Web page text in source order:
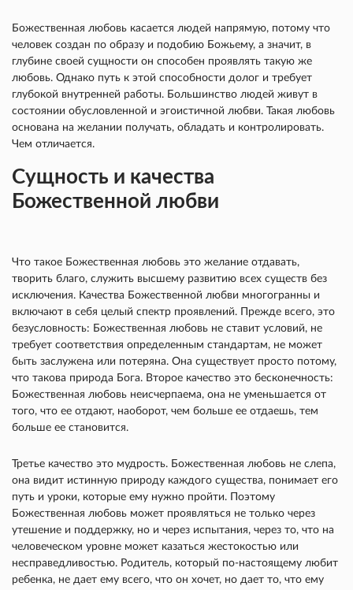
Божественная любовь касается людей напрямую, потому что
человек создан по образу и подобию Божьему, а значит, в
глубине своей сущности он способен проявлять такую же
любовь. Однако путь к этой способности долог и требует
глубокой внутренней работы. Большинство людей живут в
состоянии обусловленной и эгоистичной любви. Такая любовь
основана на желании получать, обладать и контролировать.
Чем отличается.
Сущность и качества
Божественной любви
Что такое Божественная любовь это желание отдавать,
творить благо, служить высшему развитию всех существ без
исключения. Качества Божественной любви многогранны и
включают в себя целый спектр проявлений. Прежде всего, это
безусловность: Божественная любовь не ставит условий, не
требует соответствия определенным стандартам, не может
быть заслужена или потеряна. Она существует просто потому,
что такова природа Бога. Второе качество это бесконечность:
Божественная любовь неисчерпаема, она не уменьшается от
того, что ее отдают, наоборот, чем больше ее отдаешь, тем
больше ее становится.
Третье качество это мудрость. Божественная любовь не слепа,
она видит истинную природу каждого существа, понимает его
путь и уроки, которые ему нужно пройти. Поэтому
Божественная любовь может проявляться не только через
утешение и поддержку, но и через испытания, через то, что на
человеческом уровне может казаться жестокостью или
несправедливостью. Родитель, который по-настоящему любит
ребенка, не дает ему всего, что он хочет, но дает то, что ему